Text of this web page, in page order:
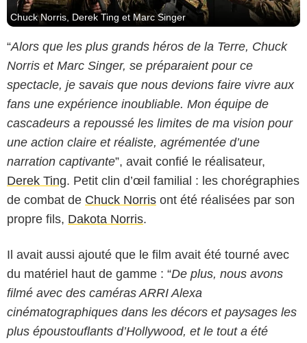
Chuck Norris, Derek Ting et Marc Singer
“Alors que les plus grands héros de la Terre, Chuck
Norris et Marc Singer, se préparaient pour ce
spectacle, je savais que nous devions faire vivre aux
fans une expérience inoubliable. Mon équipe de
cascadeurs a repoussé les limites de ma vision pour
une action claire et réaliste, agrémentée d’une
narration captivante”, avait confié le réalisateur,
Derek Ting. Petit clin d’œil familial : les chorégraphies
de combat de Chuck Norris ont été réalisées par son
propre fils, Dakota Norris.
Il avait aussi ajouté que le film avait été tourné avec
du matériel haut de gamme : “De plus, nous avons
filmé avec des caméras ARRI Alexa
cinématographiques dans les décors et paysages les
plus époustouflants d’Hollywood, et le tout a été